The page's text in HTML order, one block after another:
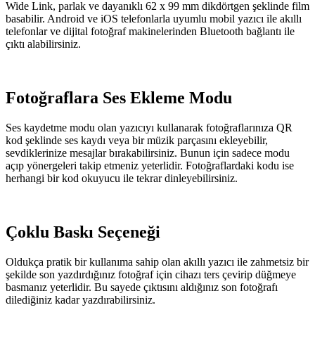
Wide Link, parlak ve dayanıklı 62 x 99 mm dikdörtgen şeklinde film
basabilir. Android ve iOS telefonlarla uyumlu mobil yazıcı ile akıllı
telefonlar ve dijital fotoğraf makinelerinden Bluetooth bağlantı ile
çıktı alabilirsiniz.
Fotoğraflara Ses Ekleme Modu
Ses kaydetme modu olan yazıcıyı kullanarak fotoğraflarınıza QR
kod şeklinde ses kaydı veya bir müzik parçasını ekleyebilir,
sevdiklerinize mesajlar bırakabilirsiniz. Bunun için sadece modu
açıp yönergeleri takip etmeniz yeterlidir. Fotoğraflardaki kodu ise
herhangi bir kod okuyucu ile tekrar dinleyebilirsiniz.
Çoklu Baskı Seçeneği
Oldukça pratik bir kullanıma sahip olan akıllı yazıcı ile zahmetsiz bir
şekilde son yazdırdığınız fotoğraf için cihazı ters çevirip düğmeye
basmanız yeterlidir. Bu sayede çıktısını aldığınız son fotoğrafı
dilediğiniz kadar yazdırabilirsiniz.